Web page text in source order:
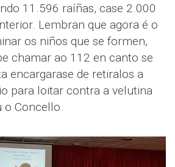
11.596 raíñas, case 2.000
Lembran que agora é o
os niños que se formen,
chamar ao 112 en canto se
encargarase de retiralos a
para loitar contra a velutina
o Concello.